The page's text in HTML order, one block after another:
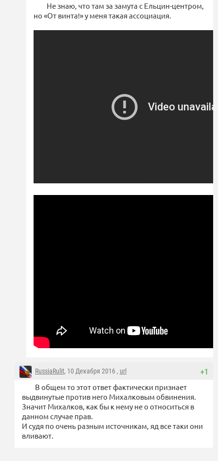
Не знаю, что там за замута с Ельцин-центром,
но «От винта!» у меня такая ассоциация.
+1
RussiaRulit, 10 Декабря 2016 , url
В общем то этот ответ фактически признает
выдвинутые против него Михалковым обвинения.
Значит Михалков, как бы к нему не о относиться в
данном случае прав.
И судя по очень разным источникам, яд все таки они
вливают.